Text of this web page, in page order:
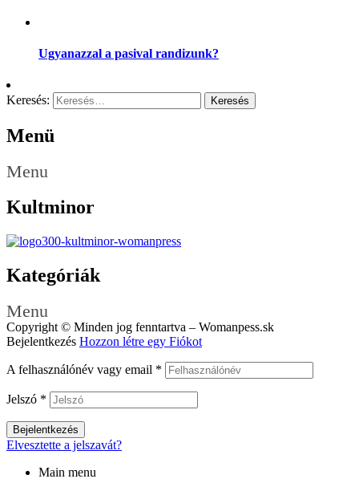
Ugyanazzal a pasival randizunk?
Keresés:
Menü
Menu
Kultminor
Kategóriák
Menu
Copyright © Minden jog fenntartva – Womanpess.sk
Bejelentkezés Hozzon létre egy Fiókot
A felhasználónév vagy email *
Jelszó *
Bejelentkezés
Elvesztette a jelszavát?
Main menu